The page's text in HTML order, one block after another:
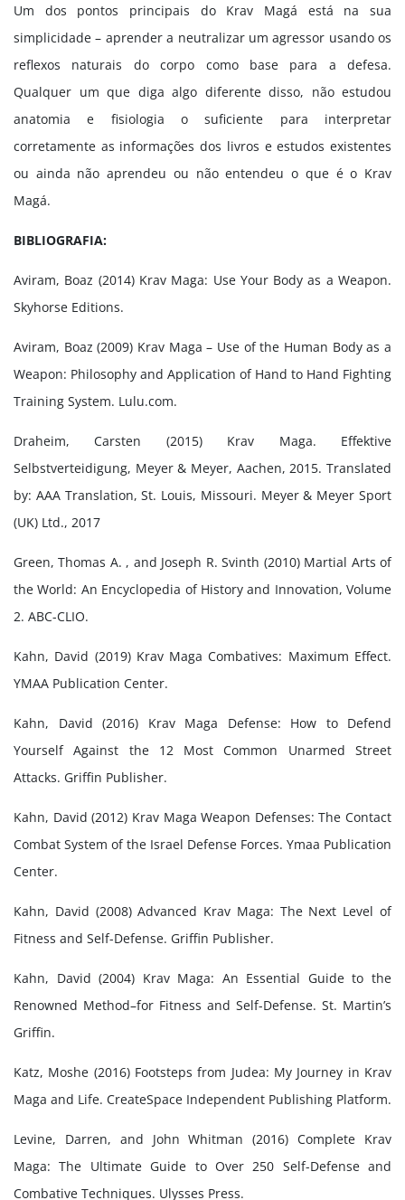
Um dos pontos principais do Krav Magá está na sua
simplicidade – aprender a neutralizar um agressor usando os
reflexos naturais do corpo como base para a defesa.
Qualquer um que diga algo diferente disso, não estudou
anatomia e fisiologia o suficiente para interpretar
corretamente as informações dos livros e estudos existentes
ou ainda não aprendeu ou não entendeu o que é o Krav
Magá.
BIBLIOGRAFIA:
Aviram, Boaz (2014) Krav Maga: Use Your Body as a Weapon.
Skyhorse Editions.
Aviram, Boaz (2009) Krav Maga – Use of the Human Body as a
Weapon: Philosophy and Application of Hand to Hand Fighting
Training System. Lulu.com.
Draheim, Carsten (2015) Krav Maga. Effektive
Selbstverteidigung, Meyer & Meyer, Aachen, 2015. Translated
by: AAA Translation, St. Louis, Missouri. Meyer & Meyer Sport
(UK) Ltd., 2017
Green, Thomas A. , and Joseph R. Svinth (2010) Martial Arts of
the World: An Encyclopedia of History and Innovation, Volume
2. ABC-CLIO.
Kahn, David (2019) Krav Maga Combatives: Maximum Effect.
YMAA Publication Center.
Kahn, David (2016) Krav Maga Defense: How to Defend
Yourself Against the 12 Most Common Unarmed Street
Attacks. Griffin Publisher.
Kahn, David (2012) Krav Maga Weapon Defenses: The Contact
Combat System of the Israel Defense Forces. Ymaa Publication
Center.
Kahn, David (2008) Advanced Krav Maga: The Next Level of
Fitness and Self-Defense. Griffin Publisher.
Kahn, David (2004) Krav Maga: An Essential Guide to the
Renowned Method–for Fitness and Self-Defense. St. Martin’s
Griffin.
Katz, Moshe (2016) Footsteps from Judea: My Journey in Krav
Maga and Life. CreateSpace Independent Publishing Platform.
Levine, Darren, and John Whitman (2016) Complete Krav
Maga: The Ultimate Guide to Over 250 Self-Defense and
Combative Techniques. Ulysses Press.